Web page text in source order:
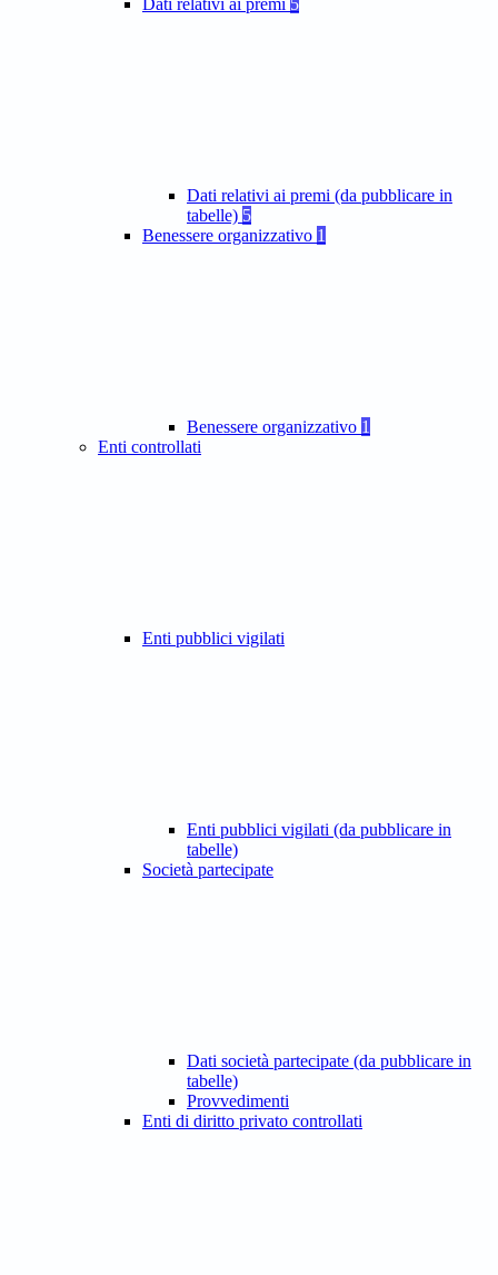
Dati relativi ai premi 5
Dati relativi ai premi (da pubblicare in
tabelle) 5
Benessere organizzativo 1
Benessere organizzativo 1
Enti controllati
Enti pubblici vigilati
Enti pubblici vigilati (da pubblicare in
tabelle)
Società partecipate
Dati società partecipate (da pubblicare in
tabelle)
Provvedimenti
Enti di diritto privato controllati